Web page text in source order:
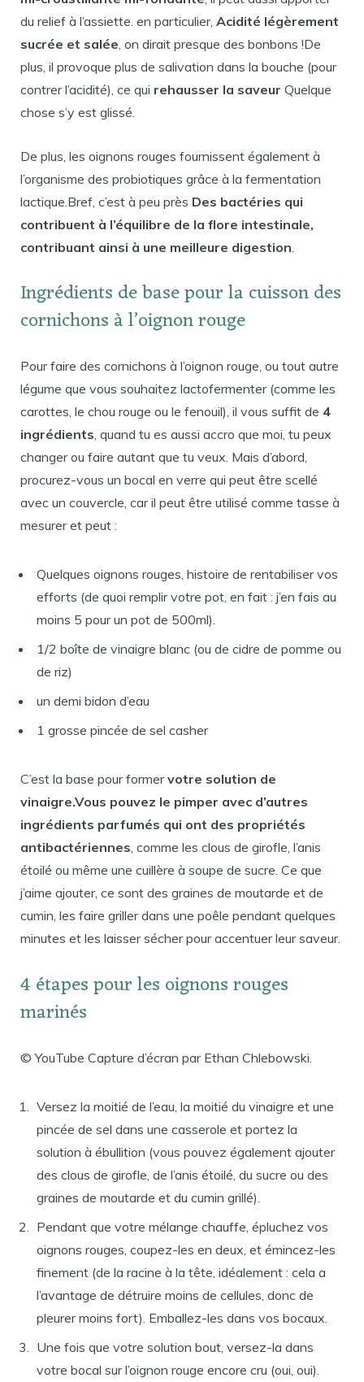
du relief à l’assiette. en particulier, Acidité légèrement
sucrée et salée , on dirait presque des bonbons !De
plus, il provoque plus de salivation dans la bouche (pour
contrer l’acidité), ce qui rehausser la saveur Quelque
chose s’y est glissé.
De plus, les oignons rouges fournissent également à
l’organisme des probiotiques grâce à la fermentation
lactique.Bref, c’est à peu près Des bactéries qui
contribuent à l’équilibre de la flore intestinale,
contribuant ainsi à une meilleure digestion
Ingrédients de base pour la cuisson des
cornichons à l’oignon rouge
Pour faire des cornichons à l’oignon rouge, ou tout autre
légume que vous souhaitez lactofermenter (comme les
carottes, le chou rouge ou le fenouil), il vous suffit de 4
ingrédients, quand tu es aussi accro que moi, tu peux
changer ou faire autant que tu veux. Mais d’abord,
procurez-vous un bocal en verre qui peut être scellé
avec un couvercle, car il peut être utilisé comme tasse à
mesurer et peut :
Quelques oignons rouges, histoire de rentabiliser vos
efforts (de quoi remplir votre pot, en fait : j’en fais au
moins 5 pour un pot de 500ml).
1/2 boîte de vinaigre blanc (ou de cidre de pomme ou
de riz)
un demi bidon d’eau
1 grosse pincée de sel casher
C’est la base pour formervotre solution de
vinaigre.Vous pouvez le pimper avec d’autres
ingrédients parfumés qui ont des propriétés
antibactériennes, comme les clous de girofle, l’anis
étoilé ou même une cuillère à soupe de sucre. Ce que
j’aime ajouter, ce sont des graines de moutarde et de
cumin, les faire griller dans une poêle pendant quelques
minutes et les laisser sécher pour accentuer leur saveur.
4 étapes pour les oignons rouges
marinés
© YouTube Capture d’écran par Ethan Chlebowski.
Versez la moitié de l’eau, la moitié du vinaigre et une
pincée de sel dans une casserole et portez la
solution à ébullition (vous pouvez également ajouter
des clous de girofle, de l’anis étoilé, du sucre ou des
graines de moutarde et du cumin grillé).
Pendant que votre mélange chauffe, épluchez vos
oignons rouges, coupez-les en deux, et émincez-les
finement (de la racine à la tête, idéalement : cela a
l’avantage de détruire moins de cellules, donc de
pleurer moins fort). Emballez-les dans vos bocaux.
Une fois que votre solution bout, versez-la dans
votre bocal sur l’oignon rouge encore cru (oui, oui).